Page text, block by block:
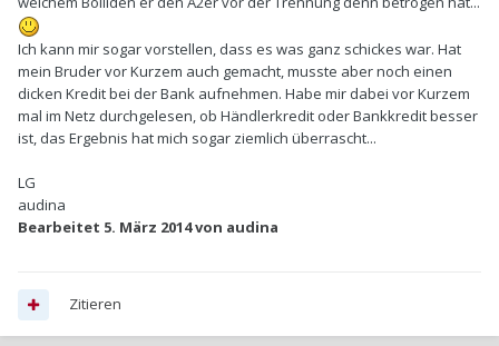
Ich kann mir sogar vorstellen, dass es was ganz schickes war. Hat
mein Bruder vor Kurzem auch gemacht, musste aber noch einen
dicken Kredit bei der Bank aufnehmen. Habe mir dabei vor Kurzem
mal im Netz durchgelesen, ob Händlerkredit oder Bankkredit besser
ist, das Ergebnis hat mich sogar ziemlich überrascht...
LG
audina
Bearbeitet 5. März 2014von audina
Zitieren